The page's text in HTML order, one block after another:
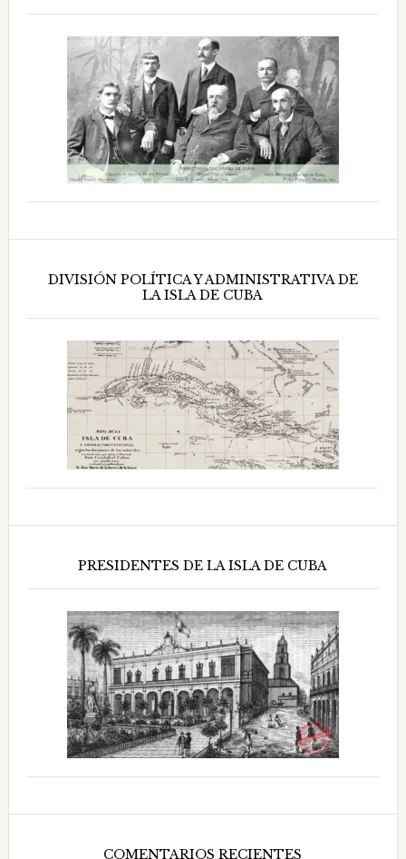
DIVISIÓN POLÍTICA Y ADMINISTRATIVA DE
LA ISLA DE CUBA
PRESIDENTES DE LA ISLA DE CUBA
COMENTARIOS RECIENTES